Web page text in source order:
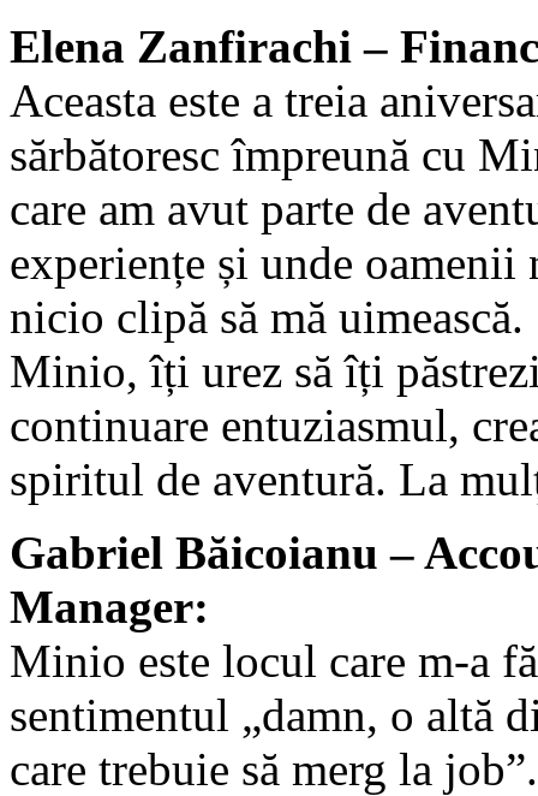
Elena Zanfirachi –
Aceasta este a treia
sărbătoresc împreună cu
care am avut parte de
experiențe și unde oamenii
nicio clipă să mă uimească.
Minio, îți urez să îți
continuare entuziasmul,
spiritul de aventură. La
Gabriel Băicoianu –
Manager:
Minio este locul care m-a
sentimentul „damn, o altă
care trebuie să merg la job”.